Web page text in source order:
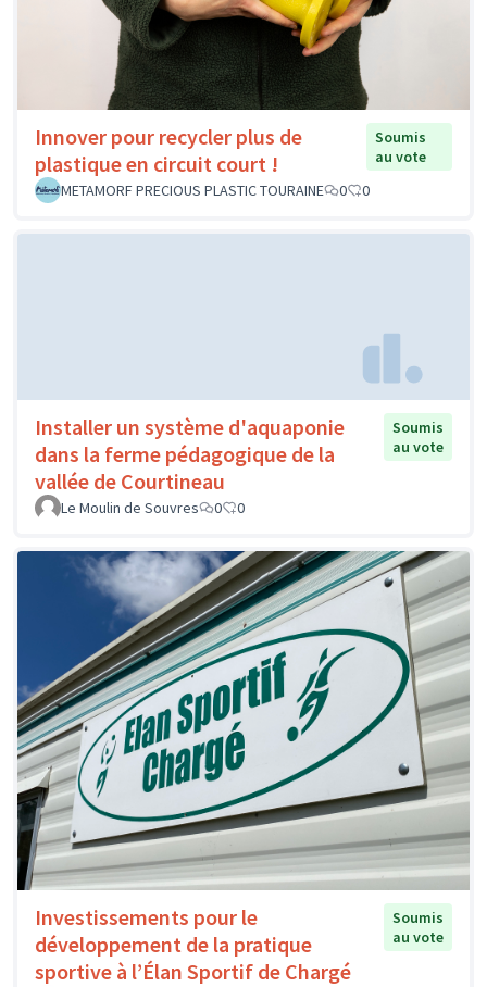
Innover pour recycler plus de
plastique en circuit court !
Soumis
au vote
METAMORF PRECIOUS PLASTIC TOURAINE
0 0
Installer un système d'aquaponie
dans la ferme pédagogique de la
vallée de Courtineau
Soumis
au vote
Le Moulin de Souvres 0 0
Investissements pour le
développement de la pratique
sportive à l’Élan Sportif de Chargé
Soumis
au vote